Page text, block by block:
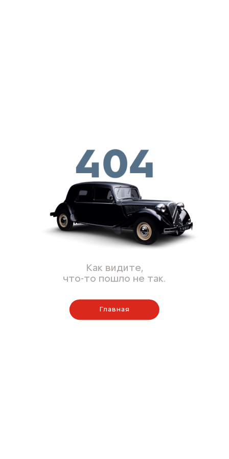
Как видите,
что-то пошло не так.
Главная